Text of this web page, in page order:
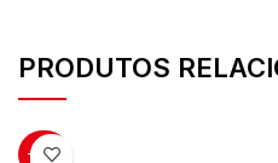
PRODUTOS
-50%